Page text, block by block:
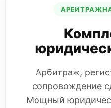
Арбитраж,
сопровождение
Мощный